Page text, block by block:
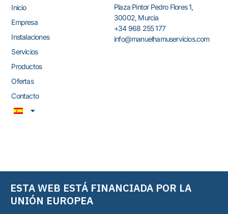
Inicio
Empresa
Instalaciones
Servicios
Productos
Ofertas
Contacto
Plaza Pintor Pedro Flores 1,
30002, Murcia
+34 968 255 177
info@manuelhamuservicios.com
ESTA WEB ESTÁ FINANCIADA POR LA
UNIÓN EUROPEA